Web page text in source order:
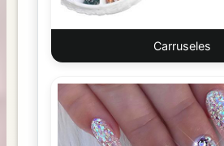
Carruseles